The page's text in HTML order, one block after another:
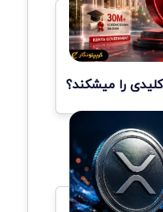
را میشکند؟